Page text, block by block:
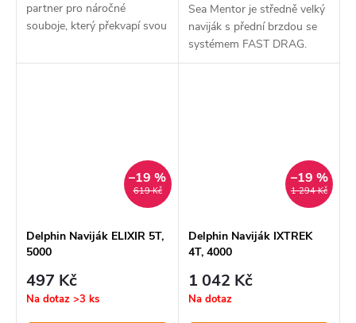
partner pro náročné
souboje, který překvapí svou
Sea Mentor je středně velký
naviják s přední brzdou se
systémem FAST DRAG.
619 Kč
–19 %
Delphin Naviják ELIXIR 5T,
5000
497 Kč
Na dotaz >3 ks
1 294 Kč
–19 %
Delphin Naviják IXTREK
4T, 4000
1 042 Kč
Na dotaz